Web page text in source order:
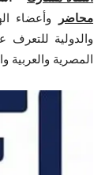
محاضر
وأعضاء
والدولية
المصرية والعربية